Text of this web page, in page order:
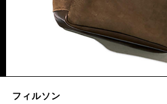
フィルソン